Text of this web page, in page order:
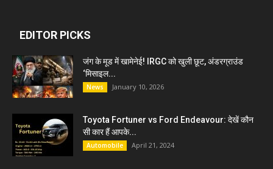
EDITOR PICKS
जंग के मूड में खामेनेई! IRGC को खुली छूट, अंडरग्राउंड
‘मिसाइल...
News January 10, 2026
Toyota Fortuner vs Ford Endeavour: देखें कौन
सी कार हैं आपके...
Automobile April 21, 2024